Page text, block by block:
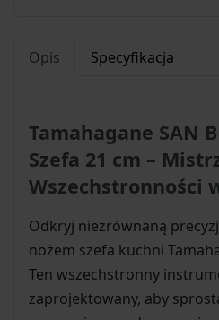
Opis Specyfikacja
Tamahagane SAN
Szefa 21 cm –
Wszechstronności
Odkryj niezrównaną
nożem szefa kuchni
Ten wszechstronny
zaprojektowany, aby